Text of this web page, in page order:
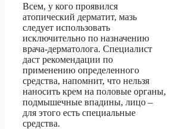
Всем, у кого проявился
атопический дерматит, мазь
следует использовать
исключительно по назначению
врача-дерматолога. Специалист
даст рекомендации по
применению определенного
средства, напомнит, что нельзя
наносить крем на половые органы,
подмышечные впадины, лицо –
для этого есть специальные
средства.